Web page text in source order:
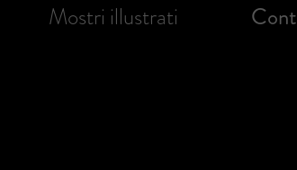
Mostri illustrati